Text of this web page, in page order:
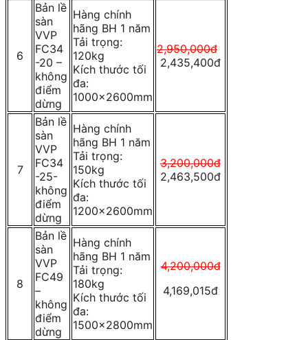
6
Bản lề
sàn
VVP
FC34
-20 –
không
điểm
dừng
Hàng chính
hãng BH 1 năm
Tải trọng:
120kg
Kích thước tối
đa:
1000x2600mm
2,950,000đ
2,435,400đ
7
Bản lề
sàn
VVP
FC34
-25-
không
điểm
dừng
Hàng chính
hãng BH 1 năm
Tải trọng:
150kg
Kích thước tối
đa:
1200x2600mm
3,200,000đ
2,463,500đ
8
Bản lề
sàn
VVP
FC49
–
không
điểm
dừng
Hàng chính
hãng BH 1 năm
Tải trọng:
180kg
Kích thước tối
đa:
1500x2800mm
4,200,000đ
4,169,015đ